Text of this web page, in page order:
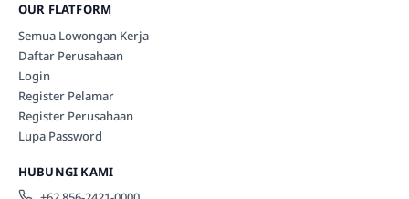
OUR FLATFORM
Semua Lowongan Kerja
Daftar Perusahaan
Login
Register Pelamar
Register Perusahaan
Lupa Password
HUBUNGI KAMI